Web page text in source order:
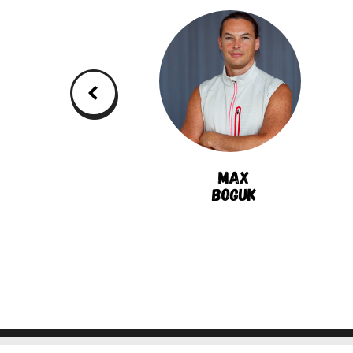
Max
Boguk